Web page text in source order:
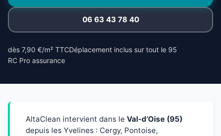
06 63 43 78 40
dès 7,90 €/m² TTCDéplacement inclus sur tout le 95
RC Pro assurance
AltaClean intervient dans le Val-d’Oise (95)
depuis les Yvelines : Cergy, Pontoise,